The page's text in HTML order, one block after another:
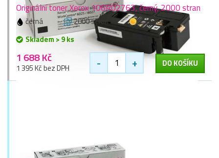
Originální toner Xerox 106R02763, černý, 2000 stran
černá 2000 stran
1 zlaťák
Skladem > 9 ks
1 688 Kč
1 395 Kč bez DPH - + DO KOŠÍKU